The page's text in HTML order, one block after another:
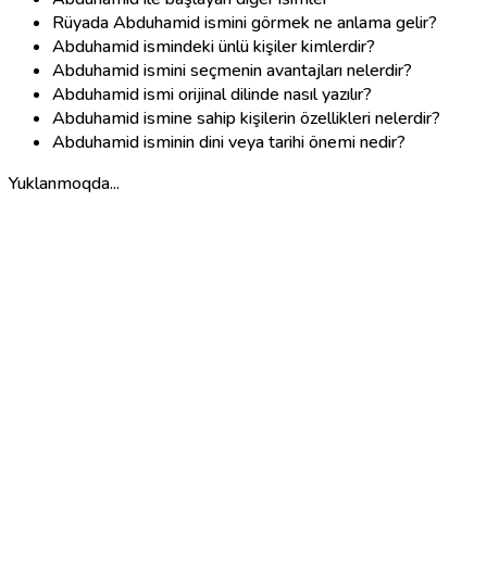
Rüyada Abduhamid ismini görmek ne anlama gelir?
Abduhamid ismindeki ünlü kişiler kimlerdir?
Abduhamid ismini seçmenin avantajları nelerdir?
Abduhamid ismi orijinal dilinde nasıl yazılır?
Abduhamid ismine sahip kişilerin özellikleri nelerdir?
Abduhamid isminin dini veya tarihi önemi nedir?
Yuklanmoqda...